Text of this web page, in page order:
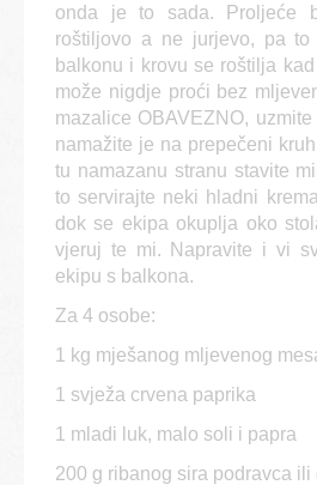
onda je to sada. Proljeće
roštiljovo a ne jurjevo, pa to
balkonu i krovu se roštilja
može nigdje proći bez
mazalice OBAVEZNO,
namažite je na prepečeni
tu namazanu stranu stavite
to servirajte neki hladni
dok se ekipa okuplja oko
vjeruj te mi. Napravite i vi
ekipu s balkona.
Za 4 osobe:
1 kg mješanog mljevenog
1 svježa crvena paprika
1 mladi luk, malo soli i papra
200 g ribanog sira podravca ili